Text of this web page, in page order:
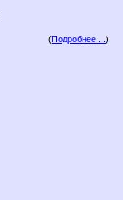
(Подробнее ...)